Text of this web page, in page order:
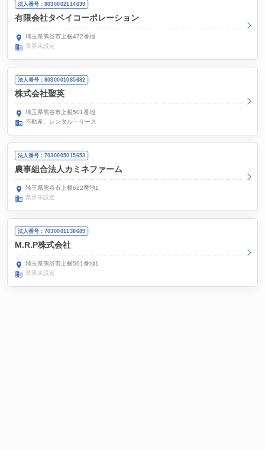
法人番号：8030002114639
有限会社タベイコーポレーション
埼玉県熊谷市上根472番地
業界未設定
法人番号：8030001085682
株式会社聖英
埼玉県熊谷市上根501番地
不動産、レンタル・リース
法人番号：7030005015653
農事組合法人カミネファーム
埼玉県熊谷市上根622番地1
業界未設定
法人番号：7030001138689
M.R.P株式会社
埼玉県熊谷市上根591番地1
業界未設定